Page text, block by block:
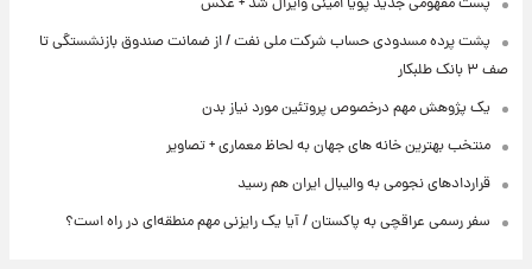
پشت پرده‌ مسدودی حساب شرکت ملی نفت / از ضمانت صندوق بازنشستگی تا
صف ۳ بانک طلبکار
یک پژوهش مهم درخصوص پروتئین مورد نیاز بدن
منتخب بهترین خانه های جهان به لحاظ معماری + تصاویر
قراردادهای نجومی به والیبال ایران هم رسید
سفر رسمی عراقچی به پاکستان / آیا یک رایزنی مهم منطقه‌ای در راه است؟